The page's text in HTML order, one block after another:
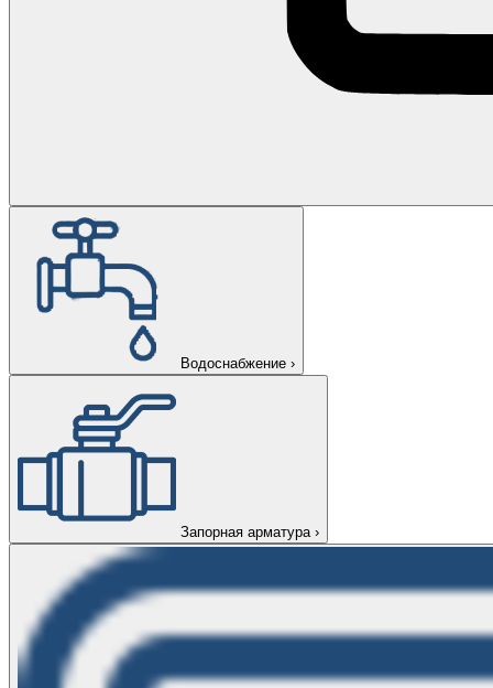
Водоснабжение ›
Запорная арматура ›